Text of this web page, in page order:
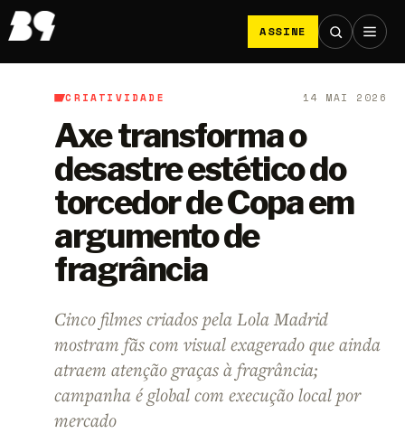
ASSINE
B9/Criatividade
CRIATIVIDADE 14 MAI 2026
Axe transforma o
desastre estético do
torcedor de Copa em
argumento de
fragrância
Cinco filmes criados pela Lola Madrid
mostram fãs com visual exagerado que ainda
atraem atenção graças à fragrância;
campanha é global com execução local por
mercado